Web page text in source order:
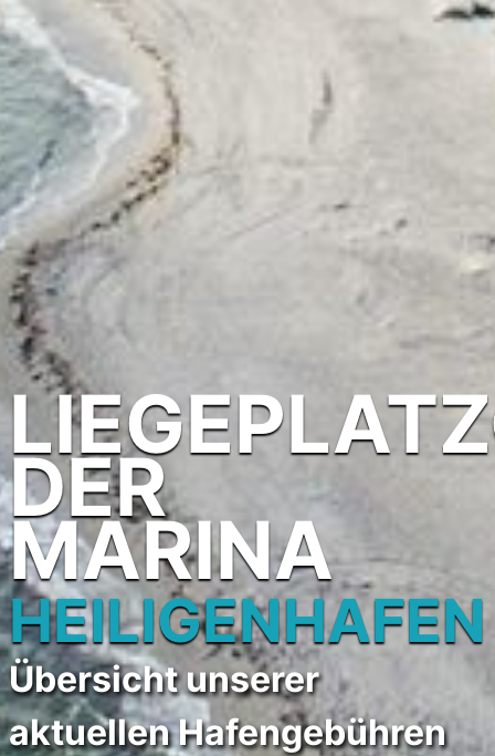
DER
MARINA
HEILIGENHAFEN
Übersicht unserer
aktuellen Hafengebühren